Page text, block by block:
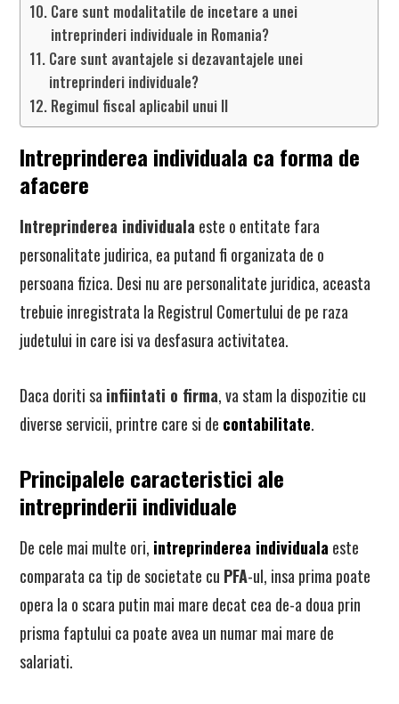
Care sunt modalitatile de incetare a unei
intreprinderi individuale in Romania?
Care sunt avantajele si dezavantajele unei
intreprinderi individuale?
Regimul fiscal aplicabil unui II
Intreprinderea individuala ca forma de
afacere
Intreprinderea individuala este o entitate fara
personalitate judirica, ea putand fi organizata de o
persoana fizica. Desi nu are personalitate juridica, aceasta
trebuie inregistrata la Registrul Comertului de pe raza
judetului in care isi va desfasura activitatea.
Daca doriti sa infiintati o firma, va stam la dispozitie cu
diverse servicii, printre care si de contabilitate.
Principalele caracteristici ale
intreprinderii individuale
De cele mai multe ori, intreprinderea individuala este
comparata ca tip de societate cu PFA-ul, insa prima poate
opera la o scara putin mai mare decat cea de-a doua prin
prisma faptului ca poate avea un numar mai mare de
salariati.